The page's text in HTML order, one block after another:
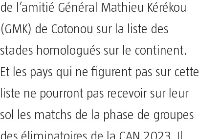
de l’amitié Général Mathieu Kérékou
(GMK) de Cotonou sur la liste des
stades homologués sur le continent.
Et les pays qui ne figurent pas sur cette
liste ne pourront pas recevoir sur leur
sol les matchs de la phase de groupes